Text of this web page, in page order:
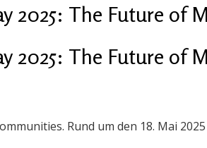
2025: The Future of
2025: The Future of
Rund um den 18. Mai 2025